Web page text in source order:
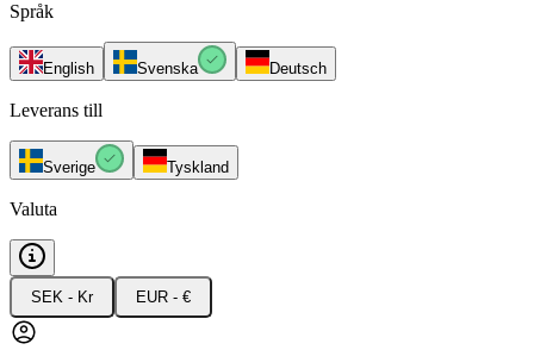
Språk
English Svenska Deutsch
Leverans till
Sverige Tyskland
Valuta
SEK - Kr EUR - €